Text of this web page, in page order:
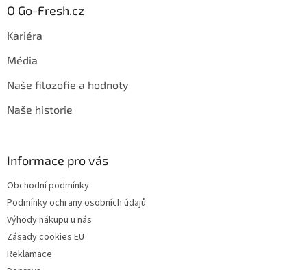
O Go-Fresh.cz
Kariéra
Média
Naše filozofie a hodnoty
Naše historie
Informace pro vás
Obchodní podmínky
Podmínky ochrany osobních údajů
Výhody nákupu u nás
Zásady cookies EU
Reklamace